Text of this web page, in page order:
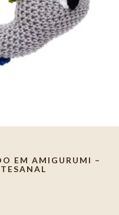
EM AMIGURUMI –